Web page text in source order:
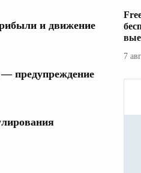
и движение
предупреждение
7